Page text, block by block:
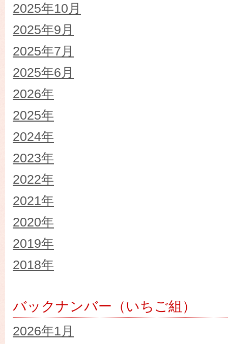
2025年10月
2025年9月
2025年7月
2025年6月
2026年
2025年
2024年
2023年
2022年
2021年
2020年
2019年
2018年
バックナンバー（いちご組）
2026年1月